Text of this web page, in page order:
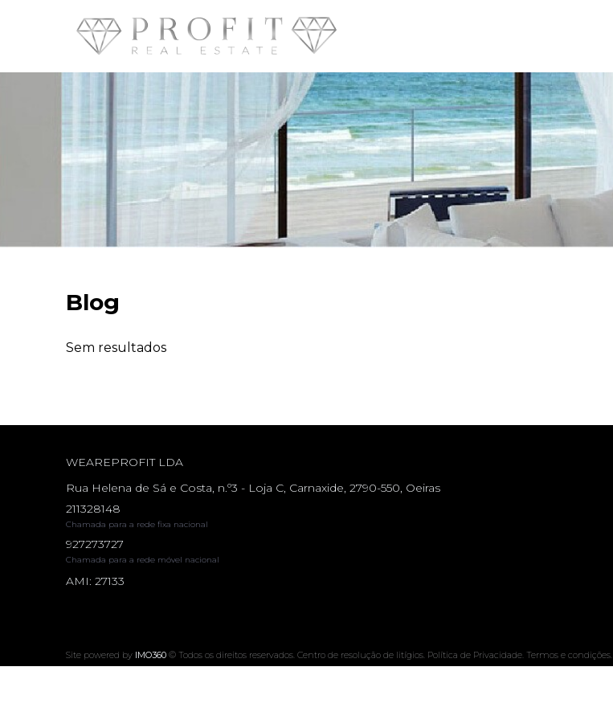
Blog
Sem resultados
WEAREPROFIT LDA
Rua Helena de Sá e Costa, n.º3 - Loja C, Carnaxide, 2790-550, Oeiras
211328148
Chamada para a rede fixa nacional
927273727
Chamada para a rede móvel nacional
AMI: 27133
Site powered by IMO360 © Todos os direitos reservados.Centro de resolução de litígios. Política de Privacidade. Termos e condições.